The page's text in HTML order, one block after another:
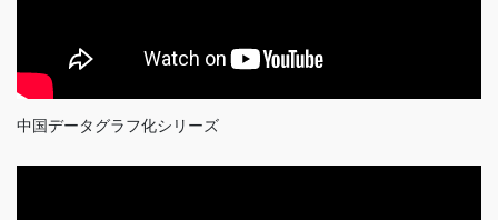
中国データグラフ化シリーズ